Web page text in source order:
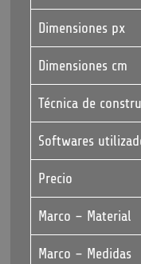
Dimensiones px
Dimensiones cm
Técnica de
Softwares
Precio
Marco – Material
Marco – Medidas